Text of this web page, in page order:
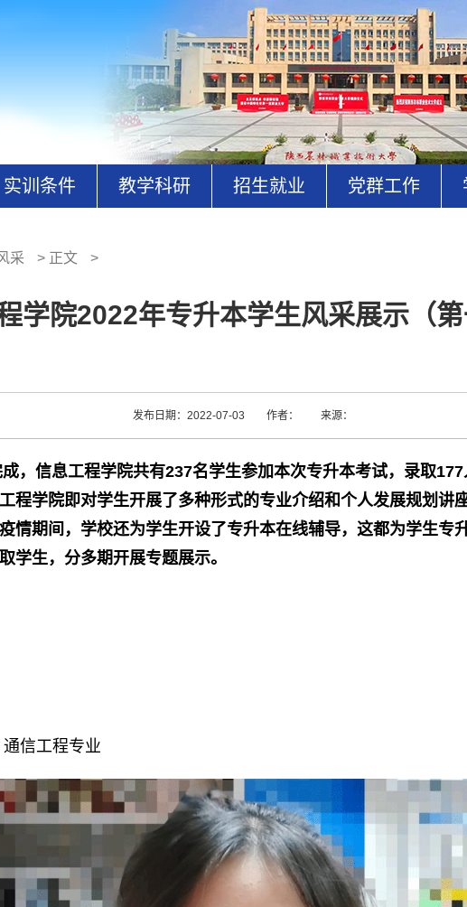
实训条件 教学科研 招生就业 党群工作
采 > 正文 >
学院2022年专升本学生风采展示（第
发布日期：2022-07-03 作者： 来源：
，信息工程学院共有237名学生参加本次专升本考试，录取
程学院即对学生开展了多种形式的专业介绍和个人发展规划讲
情期间，学校还为学生开设了专升本在线辅导，这都为学生专
学生，分多期开展专题展示。
信工程专业